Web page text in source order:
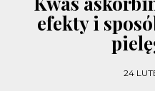
efekty i
24